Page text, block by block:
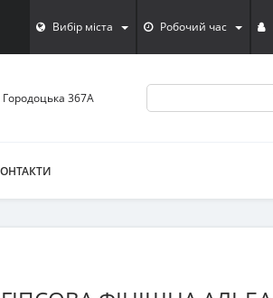
Вибiр мiста Робочий час
367А